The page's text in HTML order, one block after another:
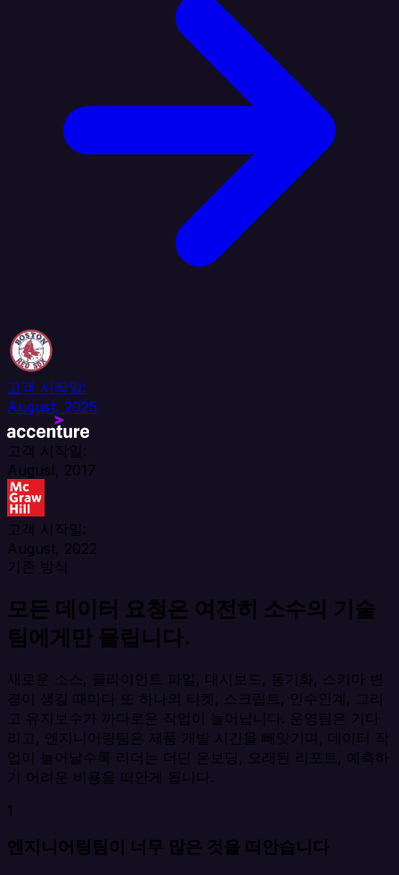
고객 시작일:
August, 2025
고객 시작일:
August, 2017
고객 시작일:
August, 2022
기존 방식
모든 데이터 요청은 여전히 소수의 기술
팀에게만 몰립니다.
새로운 소스, 클라이언트 파일, 대시보드, 동기화, 스키마 변
경이 생길 때마다 또 하나의 티켓, 스크립트, 인수인계, 그리
고 유지보수가 까다로운 작업이 늘어납니다. 운영팀은 기다
리고, 엔지니어링팀은 제품 개발 시간을 빼앗기며, 데이터 작
업이 늘어날수록 리더는 더딘 온보딩, 오래된 리포트, 예측하
기 어려운 비용을 떠안게 됩니다.
1
엔지니어링팀이 너무 많은 것을 떠안습니다